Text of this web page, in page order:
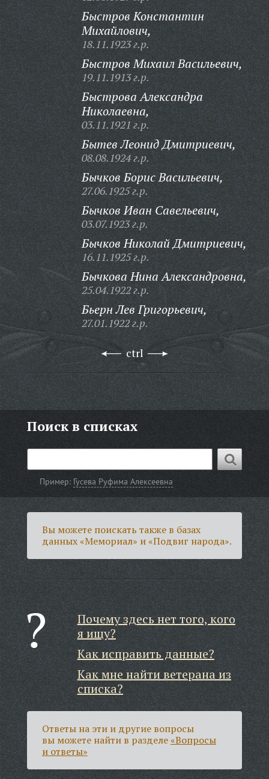
Быстров Константин
Михайлович,
18.11.1923 г.р.
Быстров Михаил Васильевич,
19.11.1913 г.р.
Быстрова Александра
Николаевна,
03.11.1921 г.р.
Бытев Леонид Дмитриевич,
08.08.1924 г.р.
Бычков Борис Васильевич,
27.06.1925 г.р.
Бычков Иван Савельевич,
03.07.1923 г.р.
Бычков Николай Дмитриевич,
16.11.1925 г.р.
Бычкова Нина Александровна,
25.04.1922 г.р.
Бьерн Лев Григорьевич,
27.01.1922 г.р.
ctrl
Поиск в списках
Пример: Гусева Руфима Алексеевна
Вы можете поискать также в базах
данных «Мемориал» и «Подвиг народа».
Почему здесь нет того, кого
я ищу?
Как исправить данные?
Как мне найти ветерана из
списка?
Ответы на эти и другие вопросы
вы можете найти в разделе«Вопросы
и ответы»